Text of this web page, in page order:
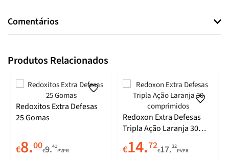
Comentários
Produtos Relacionados
Redoxitos Extra Defesas
25 Gomas
€8.00€9.41
PVPR
Redoxon Extra Defesas
Tripla Ação Laranja 30
comprimidos
€14.72€17.32
PVPR